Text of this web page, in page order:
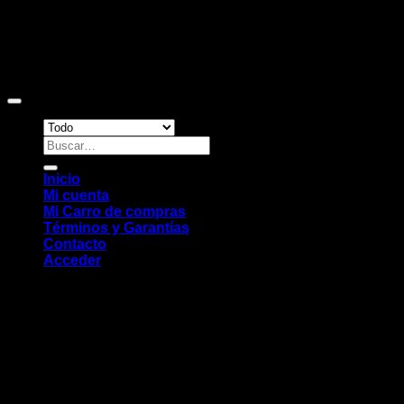
Buscar
por:
Inicio
Mi cuenta
Mi Carro de compras
Términos y Garantías
Contacto
Acceder